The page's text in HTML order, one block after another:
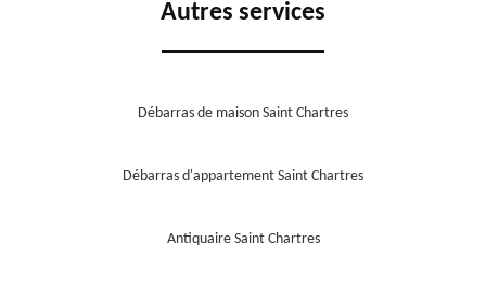
Autres services
Débarras de maison Saint Chartres
Débarras d'appartement Saint Chartres
Antiquaire Saint Chartres